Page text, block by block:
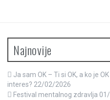
Najnovije
Ja sam OK – Ti si OK, a ko je
interes? 22/02/2026
Festival mentalnog zdravlja